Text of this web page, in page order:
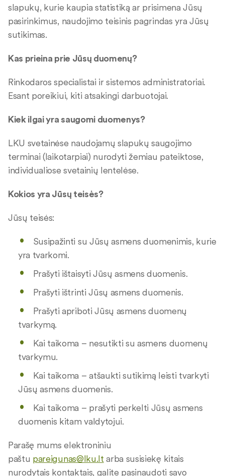
slapukų, kurie kaupia statistiką ar prisimena Jūsų
pasirinkimus, naudojimo teisinis pagrindas yra Jūsų
sutikimas.
Kas prieina prie Jūsų duomenų?
Rinkodaros specialistai ir sistemos administratoriai.
Esant poreikiui, kiti atsakingi darbuotojai.
Kiek ilgai yra saugomi duomenys?
LKU svetainėse naudojamų slapukų saugojimo
terminai (laikotarpiai) nurodyti žemiau pateiktose,
individualiose svetainių lentelėse.
Kokios yra Jūsų teisės?
Jūsų teisės:
Susipažinti su Jūsų asmens duomenimis, kurie
yra tvarkomi.
Prašyti ištaisyti Jūsų asmens duomenis.
Prašyti ištrinti Jūsų asmens duomenis.
Prašyti apriboti Jūsų asmens duomenų
tvarkymą.
Kai taikoma – nesutikti su asmens duomenų
tvarkymu.
Kai taikoma – atšaukti sutikimą leisti tvarkyti
Jūsų asmens duomenis.
Kai taikoma – prašyti perkelti Jūsų asmens
duomenis kitam valdytojui.
Parašę mums elektroniniu
paštu pareigunas@lku.lt arba susisiekę kitais
nurodytais kontaktais, galite pasinaudoti savo